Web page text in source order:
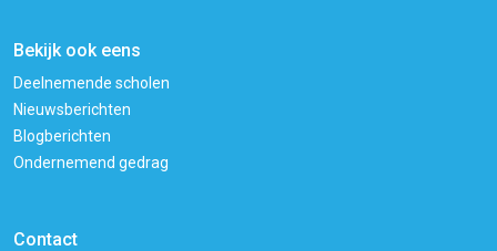
Bekijk ook eens
Deelnemende scholen
Nieuwsberichten
Blogberichten
Ondernemend gedrag
Contact